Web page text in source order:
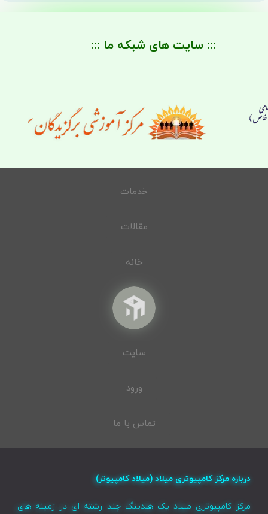
::: سایت های شبکه ما :::
خدمات
مقالات
خانه
سایت
ورود
تماس با ما
درباره مرکز کامپیوتری میلاد (میلاد کامپیوتر)
مرکز کامپیوتری میلاد یک هلدینگ چند رشته ای در زمینه های